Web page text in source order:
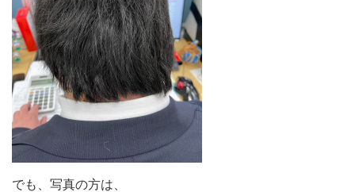
でも、写真の方は、